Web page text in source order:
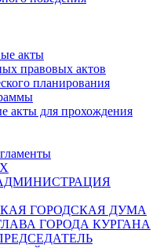
акты
правовых актов
планирования
акты для прохождения
ГОРОДСКАЯ ДУМА
ГОРОДА КУРГАНА